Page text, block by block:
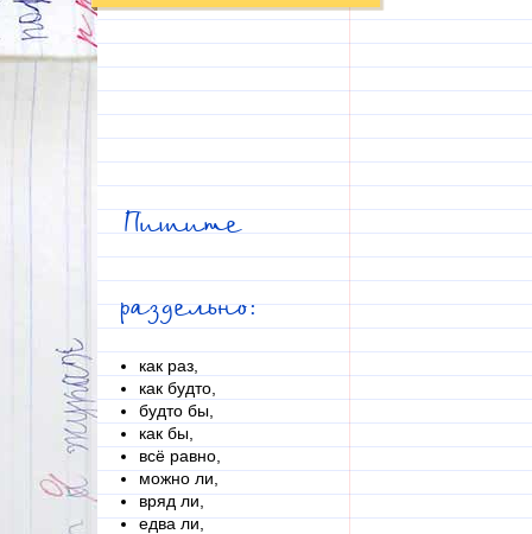
Пишите
раздельно:
как раз,
как будто,
будто бы,
как бы,
всё равно,
можно ли,
вряд ли,
едва ли,